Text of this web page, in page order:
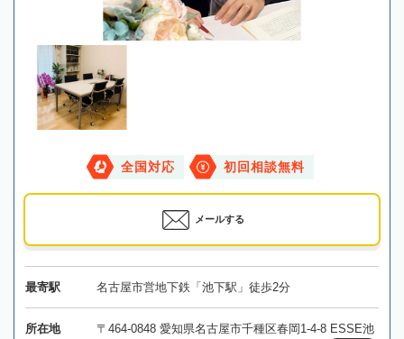
全国対応 初回相談無料
メールする
最寄駅 名古屋市営地下鉄「池下駅」徒歩2分
所在地
〒464-0848 愛知県名古屋市千種区春岡1-4-8 ESSE池